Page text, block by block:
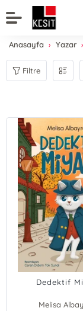
Anasayfa Yazar
Filtre
Dedektif
Melisa